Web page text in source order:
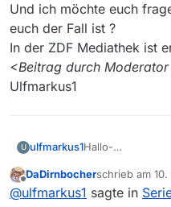
Und ich möchte euch
euch der Fall ist ?
In der ZDF Mediathek ist
<Beitrag durch
Ulfmarkus1
U ulfmarkus1Hallo-
Ich habe nun ein
Kapitel 5 fehlt
Offline
DaDirnbocherschrieb am
zuletzt editiert
@ulfmarkus1 sagte in